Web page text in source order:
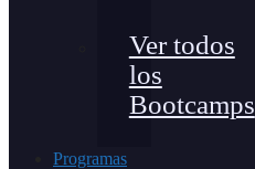
Ver todos
los
Bootcamps
Programas